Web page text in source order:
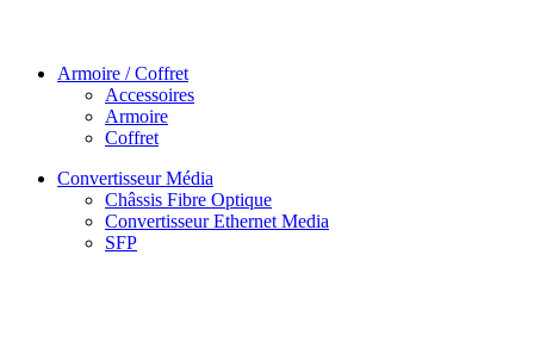
Armoire / Coffret
Accessoires
Armoire
Coffret
Convertisseur Média
Châssis Fibre Optique
Convertisseur Ethernet Media
SFP